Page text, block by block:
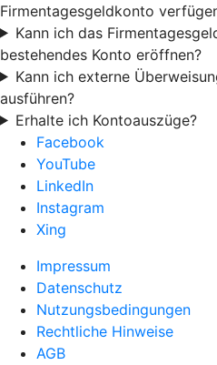
Firmentagesgeldkonto
Kann ich das
bestehendes Konto eröffnen?
Kann ich externe
ausführen?
Erhalte ich Kontoauszüge?
Facebook
YouTube
LinkedIn
Instagram
Xing
Impressum
Datenschutz
Nutzungsbedingungen
Rechtliche Hinweise
AGB